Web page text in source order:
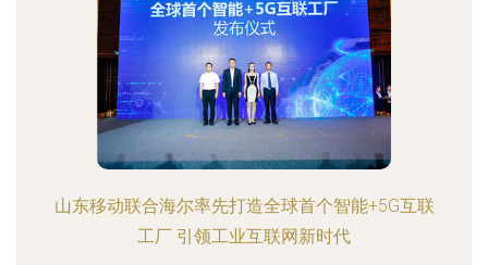
山东移动联合海尔率先打造全球首个智能+5G互联
工厂 引领工业互联网新时代